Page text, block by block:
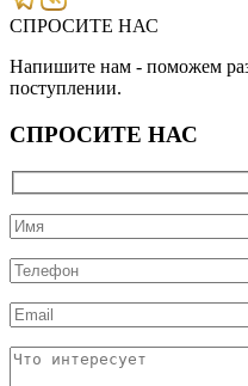
СПРОСИТЕ НАС
Напишите нам - поможем
поступлении.
СПРОСИТЕ НАС